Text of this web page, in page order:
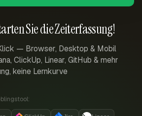
Sie die Zeiterfassung!
— Browser, Desktop & Mobil
ClickUp, Linear, GitHub & mehr
keine Lernkurve